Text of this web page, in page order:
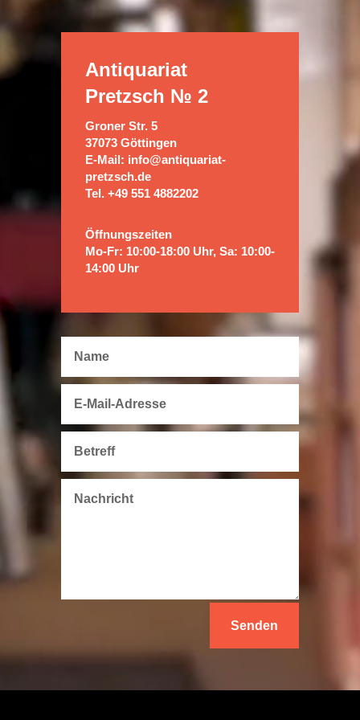
Antiquariat
Pretzsch № 2
Groner Str. 5
37073 Göttingen
E-Mail: info@antiquariat-
pretzsch.de
Tel. +49 551 4882202
Öffnungszeiten
Mo-Fr: 10:00-18:00 Uhr, Sa: 10:00-
14:00 Uhr
Senden